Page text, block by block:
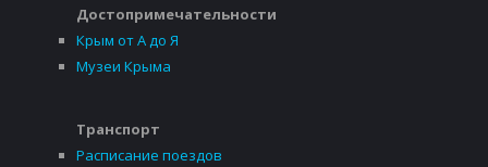
Достопримечательности
Крым от А до Я
Музеи Крыма
Транспорт
Расписание поездов